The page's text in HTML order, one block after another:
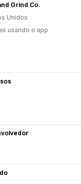
Grind Co.
Unidos
usando o app